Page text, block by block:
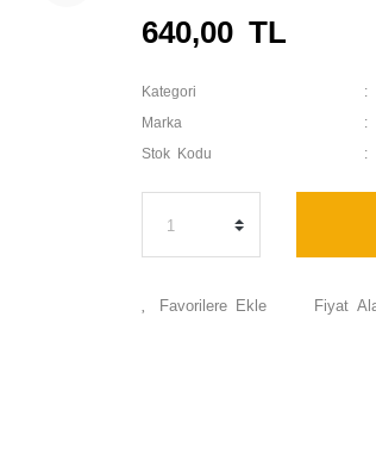
640,00 TL
Kategori
Marka
Stok Kodu
Fiyat